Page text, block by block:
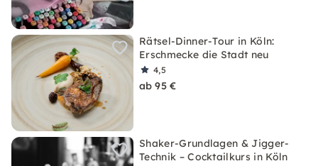
Rätsel-Dinner-Tour in Köln:
Erschmecke die Stadt neu
4,5
ab 95 €
Shaker-Grundlagen & Jigger-
Technik – Cocktailkurs in Köln